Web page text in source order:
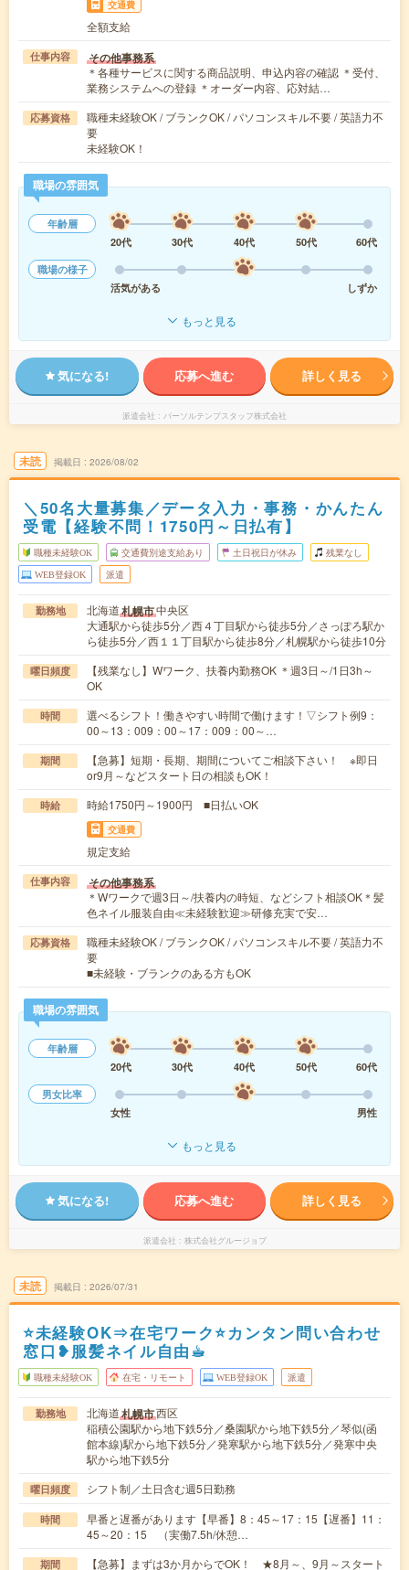
交通費
全額支給
仕事内容 その他事務系
＊各種サービスに関する商品説明、申込内容の確認 ＊受付、
業務システムへの登録 ＊オーダー内容、応対結…
応募資格
職種未経験OK / ブランクOK / パソコンスキル不要 / 英語力不
要
未経験OK！
職場の雰囲気
年齢層
20代
30代 40代 50代
60代
職場の様子
活気がある
しずか
もっと見る
気になる! 応募へ進む 詳しく見る
派遣会社 パーソルテンプスタッフ株式会社
未読 掲載日 2026/08/02
＼50名大量募集／データ入力・事務・かんたん
受電【経験不問！1750円～日払有】
職種未経験OK 交通費別途支給あり 土日祝日が休み 残業なし
WEB登録OK 派遣
勤務地 北海道札幌市中央区
大通駅から徒歩5分／西４丁目駅から徒歩5分／さっぽろ駅か
ら徒歩5分／西１１丁目駅から徒歩8分／札幌駅から徒歩10分
曜日頻度
【残業なし】Wワーク、扶養内勤務OK ＊週3日～/1日3h～
OK
時間
選べるシフト！働きやすい時間で働けます！▽シフト例9：
00～13：009：00～17：009：00～…
期間
【急募】短期・長期、期間についてご相談下さい！ ※即日
or9月～などスタート日の相談もOK！
時給 時給1750円～1900円 ■日払いOK
交通費
規定支給
仕事内容 その他事務系
＊Wワークで週3日～/扶養内の時短、などシフト相談OK＊髪
色ネイル服装自由≪未経験歓迎≫研修充実で安…
応募資格
職種未経験OK / ブランクOK / パソコンスキル不要 / 英語力不
要
■未経験・ブランクのある方もOK
職場の雰囲気
年齢層
20代
30代 40代 50代
60代
男女比率
女性
男性
もっと見る
気になる! 応募へ進む 詳しく見る
派遣会社 株式会社グルージョブ
未読 掲載日 2026/07/31
⭐未経験OK⇒在宅ワーク⭐カンタン問い合わせ
窓口❥服髪ネイル自由☕︎
職種未経験OK 在宅・リモート WEB登録OK 派遣
勤務地 北海道札幌市西区
稲積公園駅から地下鉄5分／桑園駅から地下鉄5分／琴似(函
館本線)駅から地下鉄5分／発寒駅から地下鉄5分／発寒中央
駅から地下鉄5分
曜日頻度 シフト制／土日含む週5日勤務
時間
早番と遅番があります【早番】8：45～17：15【遅番】11：
45～20：15 （実働7.5h/休憩…
期間 【急募】まずは3か月からでOK！ ★8月～、9月～スタート